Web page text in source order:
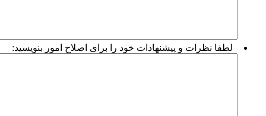
لطفا نظرات و پیشنهادات خود را برای اصلاح امور بنویسید: